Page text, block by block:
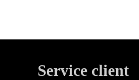
Service client